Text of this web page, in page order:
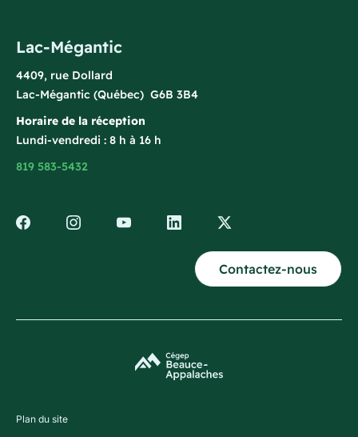
Lac-Mégantic
4409, rue Dollard
Lac-Mégantic (Québec) G6B 3B4
Horaire de la réception
Lundi-vendredi : 8 h à 16 h
819 583-5432
Contactez-nous
Plan du site